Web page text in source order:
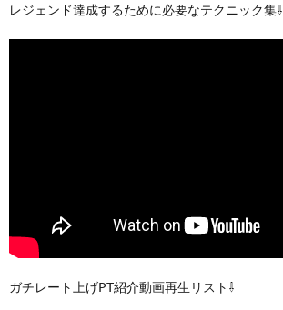
レジェンド達成するために必要なテクニック集⇩
ガチレート上げPT紹介動画再生リスト⇩